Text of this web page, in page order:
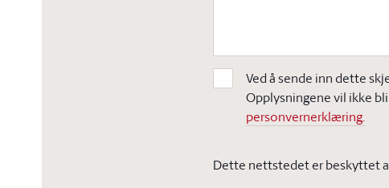
Ved å sende inn dette
Opplysningene vil ikke
personvernerklæring.
Dette nettstedet er beskyttet